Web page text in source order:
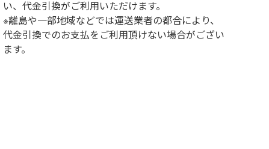
い、代金引換がご利用いただけます。
※離島や一部地域などでは運送業者の都合により、
代金引換でのお支払をご利用頂けない場合がござい
ます。